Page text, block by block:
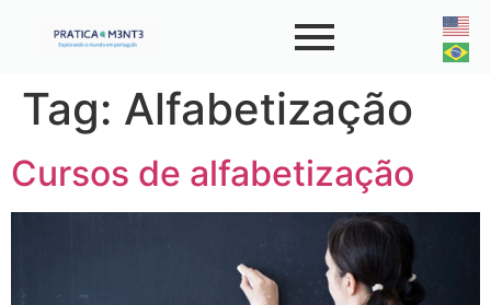
Tag: Alfabetização
Cursos de alfabetização